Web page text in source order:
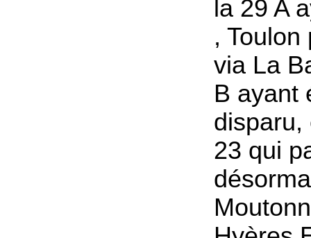
la 29 A
, Toulon
via La
B ayant
disparu,
23 qui